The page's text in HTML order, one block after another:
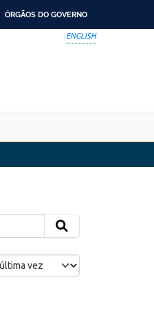
ÓRGÃOS DO GOVERNO
ENGLISH